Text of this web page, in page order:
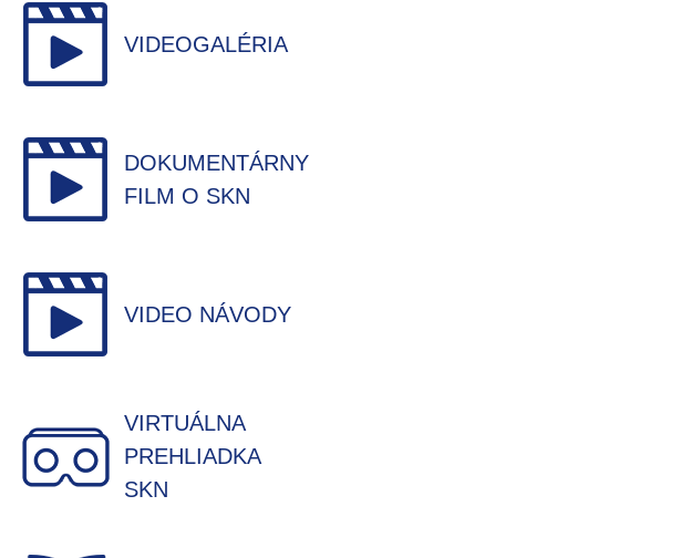
VIDEOGALÉRIA
DOKUMENTÁRNY
FILM O SKN
VIDEO NÁVODY
VIRTUÁLNA
PREHLIADKA
SKN